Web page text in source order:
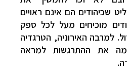
שכיהודים הם אינם ראויים
מוכיחים מעל לכל ספק
למרבה האירוניה, הטרגדיה
את ההתרגשות למראה